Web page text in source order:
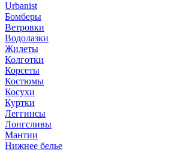
Urbanist
Бомберы
Ветровки
Водолазки
Жилеты
Колготки
Корсеты
Костюмы
Косухи
Куртки
Леггинсы
Лонгсливы
Мантии
Нижнее белье